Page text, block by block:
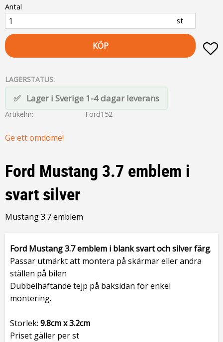
Antal
st
KÖP
LAGERSTATUS
Lager i Sverige 1-4 dagar leverans
Artikelnr Ford152
Ge ett omdöme!
Ford Mustang 3.7 emblem i
svart silver
Mustang 3.7 emblem
Ford Mustang 3.7 emblem i blank svart och silver färg.
Passar utmärkt att montera på skärmar eller andra
ställen på bilen
Dubbelhäftande tejp på baksidan för enkel
montering.
Storlek: 9.8cm x 3.2cm
Priset gäller per st